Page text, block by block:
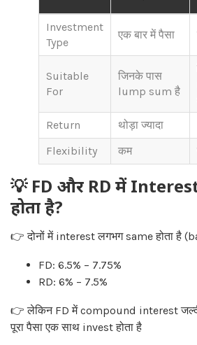
Investment
Type
एक बार में पैसा
Suitable
For
जिनके पास
lump sum है
Return
थोड़ा ज्यादा
Flexibility
कम
💡 FD और RD में
होता है?
👉 दोनों में interest लगभग same होता है
FD: 6.5% – 7.75%
RD: 6% – 7.5%
👉 लेकिन FD में compound interest
पूरा पैसा एक साथ invest होता है